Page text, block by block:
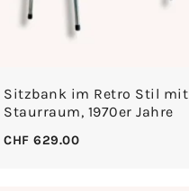
Sitzbank im Retro Stil mit
Staurraum, 1970er Jahre
CHF 629.00